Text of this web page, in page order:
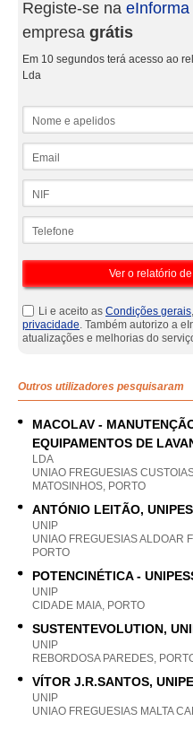
Registe-se na eInforma
empresa grátis
Em 10 segundos terá acesso ao
Lda
Li e aceito as Condições gerais,
privacidade. Também autorizo a
atualizações e melhorias do
Outros utilizadores pesquisaram
MACOLAV -
EQUIPAMENTOS DE
LDA
UNIAO FREGUESIAS
MATOSINHOS, PORTO
ANTÓNIO LEITÃO,
UNIP
UNIAO FREGUESIAS ALDOAR
PORTO
POTENCINÉTICA -
UNIP
CIDADE MAIA, PORTO
SUSTENTEVOLUTION,
UNIP
REBORDOSA PAREDES,
VÍTOR J.R.SANTOS,
UNIP
UNIAO FREGUESIAS MALTA